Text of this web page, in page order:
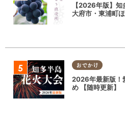
【2026年版】知
大府市・東浦町
おでかけ
2026年最新版！
め 【随時更新】